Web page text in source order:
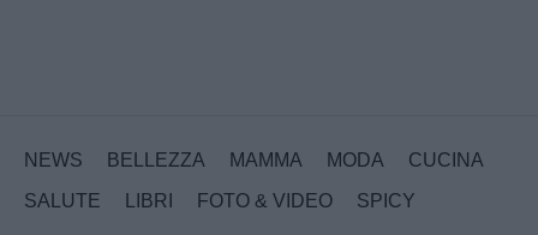
NEWS BELLEZZA MAMMA MODA
CUCINA
SALUTE
LIBRI FOTO & VIDEO SPICY